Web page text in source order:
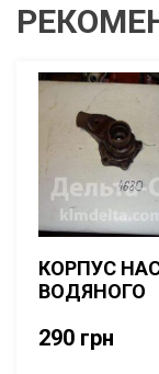
КОРПУС
ВОДЯНОГО
290 грн